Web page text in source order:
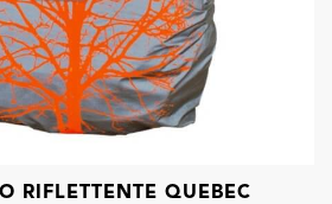
RIFLETTENTE QUEBEC